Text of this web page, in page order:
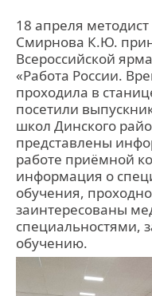
18 апреля
Смирнова К.Ю.
Всероссийской
«Работа России.
проходила в
посетили
школ Динского
представлены
работе приёмной
информация о
обучения,
заинтересованы
специальностями,
обучению.